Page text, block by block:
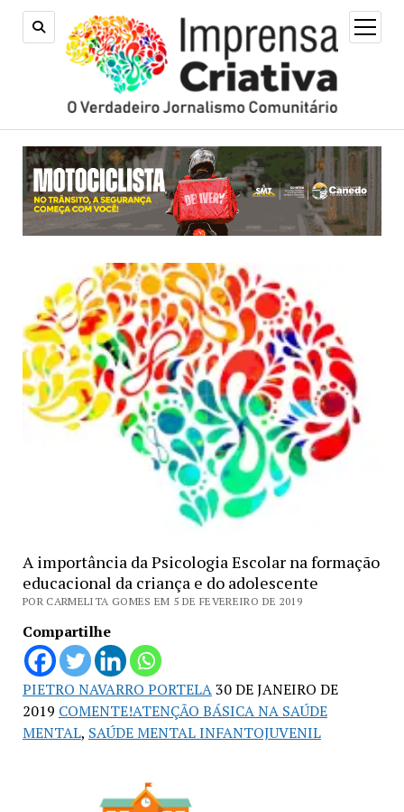
open
menu
A importância da Psicologia Escolar na formação
educacional da criança e do adolescente
POR CARMELITA GOMES EM 5 DE FEVEREIRO DE 2019
Compartilhe
PIETRO NAVARRO PORTELA30 DE JANEIRO DE
2019 COMENTE!ATENÇÃO BÁSICA NA SAÚDE
MENTAL, SAÚDE MENTAL INFANTOJUVENIL